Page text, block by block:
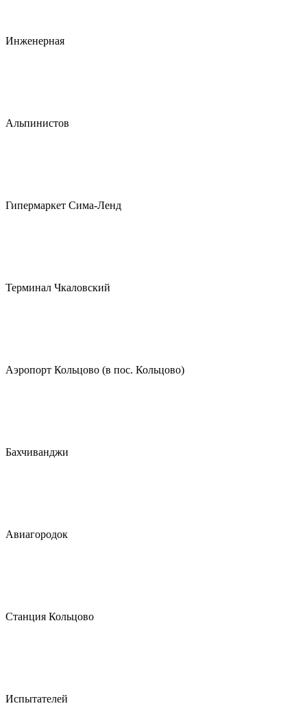
Инженерная
Альпинистов
Гипермаркет Сима-Ленд
Терминал Чкаловский
Аэропорт Кольцово (в пос. Кольцово)
Бахчиванджи
Авиагородок
Станция Кольцово
Испытателей